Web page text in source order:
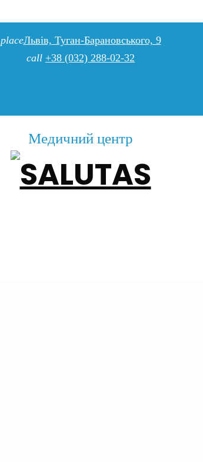
placeЛьвів, Туган-Барановського, 9
call +38 (032) 288-02-32
Медичний центр